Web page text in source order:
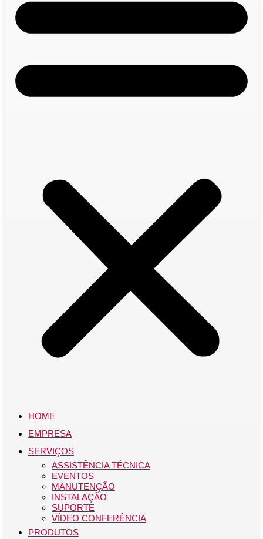
HOME
EMPRESA
SERVIÇOS
ASSISTÊNCIA TÉCNICA
EVENTOS
MANUTENÇÃO
INSTALAÇÃO
SUPORTE
VÍDEO CONFERÊNCIA
PRODUTOS